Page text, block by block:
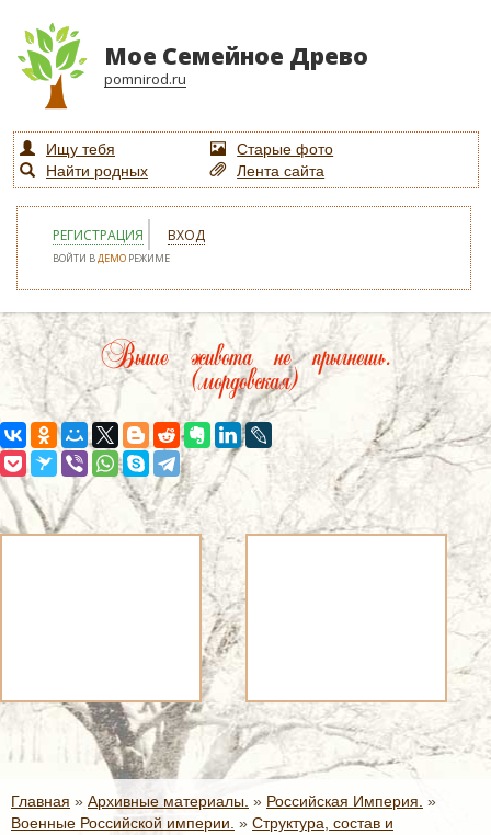
Мое Семейное Древо
pomnirod.ru
Ищу тебя
Старые фото
Найти родных
Лента сайта
РЕГИСТРАЦИЯ ВХОД
ВОЙТИ ВДЕМО РЕЖИМЕ
Выше живота не прыгнешь.
(мордовская)
Главная » Архивные материалы. » Российская Империя. »
Военные Российской империи. » Структура, состав и